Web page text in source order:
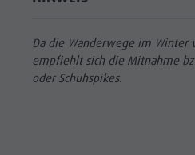
Da die Wanderwege im Winter
empfiehlt sich die Mitnahme
oder Schuhspikes.